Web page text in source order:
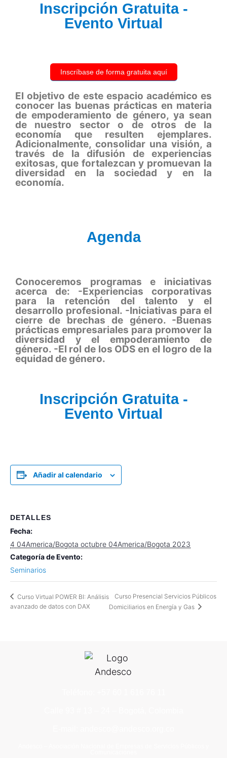
Inscripción Gratuita -
Evento Virtual
Inscríbase de forma gratuita aquí
El objetivo de este espacio académico es
conocer las buenas prácticas en materia
de empoderamiento de género, ya sean
de nuestro sector o de otros de la
economía que resulten ejemplares.
Adicionalmente, consolidar una visión, a
través de la difusión de experiencias
exitosas, que fortalezcan y promuevan la
diversidad en la sociedad y en la
economía.
Agenda
Conoceremos programas e iniciativas
acerca de: -Experiencias corporativas
para la retención del talento y el
desarrollo profesional. -Iniciativas para el
cierre de brechas de género. -Buenas
prácticas empresariales para promover la
diversidad y el empoderamiento de
género. -El rol de los ODS en el logro de la
equidad de género.
Inscripción Gratuita -
Evento Virtual
Añadir al calendario
DETALLES
Fecha:
4 04America/Bogota octubre 04America/Bogota 2023
Categoría de Evento:
Seminarios
Curso Virtual POWER BI: Análisis
avanzado de datos con DAX
Curso Presencial Servicios Públicos
Domiciliarios en Energía y Gas